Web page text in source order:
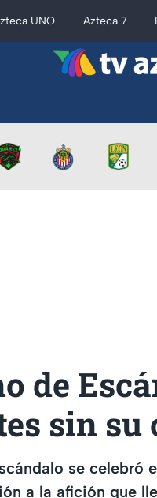
UNO Azteca 7
de
sin su
se celebró
a la afición que